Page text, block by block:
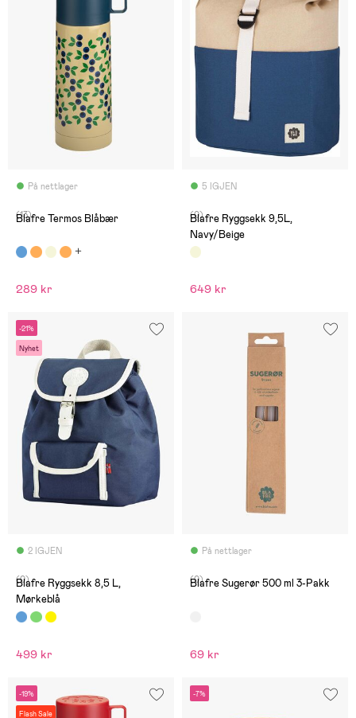
På nettlager
(13)
Blafre Termos Blåbær
289 kr
5 IGJEN
(0)
Blafre Ryggsekk 9,5L,
Navy/Beige
649 kr
-21%
Nyhet
2 IGJEN
(0)
Blafre Ryggsekk 8,5 L,
Mørkeblå
499 kr
På nettlager
(0)
Blafre Sugerør 500 ml 3-Pakk
69 kr
-19%
Flash Sale
-7%